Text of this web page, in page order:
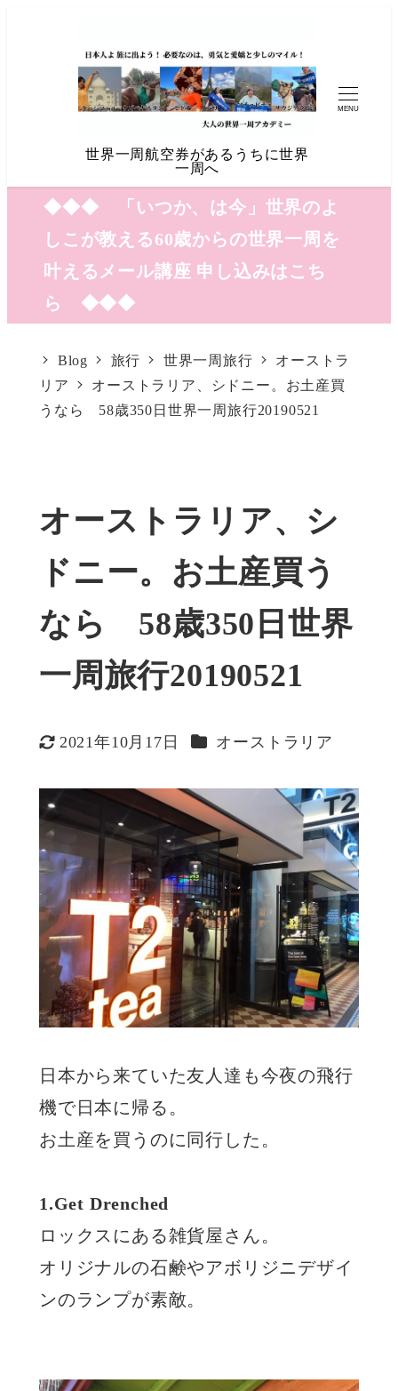
世界一周航空券があるうちに世界
一周へ
MENU
◆◆◆ 「いつか、は今」世界のよ
しこが教える60歳からの世界一周を
叶えるメール講座 申し込みはこち
ら ◆◆◆
Blog 旅行 世界一周旅行
オーストラ
リア
オーストラリア、シドニー。お土産買
うなら 58歳350日世界一周旅行20190521
オーストラリア、シ
ドニー。お土産買う
なら 58歳350日世界
一周旅行20190521
更新日
2021年10月17日 カテゴリー
オーストラリア
日本から来ていた友人達も今夜の飛行
機で日本に帰る。
お土産を買うのに同行した。
1.Get Drenched
ロックスにある雑貨屋さん。
オリジナルの石鹸やアボリジニデザイ
ンのランプが素敵。